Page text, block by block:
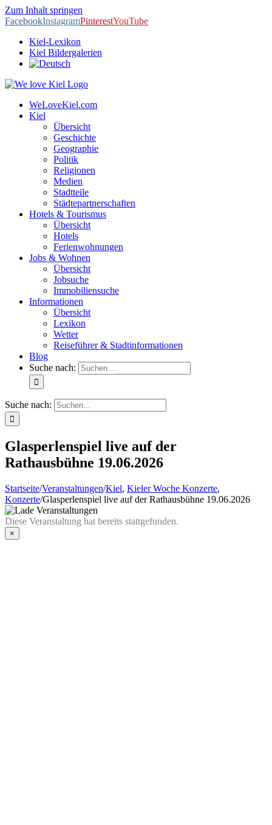
Zum Inhalt springen
FacebookInstagramPinterestYouTube
Kiel-Lexikon
Kiel Bildergalerien
WeLoveKiel.com
Kiel
Übersicht
Geschichte
Geographie
Politik
Religionen
Medien
Stadtteile
Städtepartnerschaften
Hotels & Tourismus
Übersicht
Hotels
Ferienwohnungen
Jobs & Wohnen
Übersicht
Jobsuche
Immobiliensuche
Informationen
Übersicht
Lexikon
Wetter
Reiseführer & Stadtinformationen
Blog
Suche nach:
Suche nach:
Glasperlenspiel live auf der
Rathausbühne 19.06.2026
Startseite/Veranstaltungen/Kiel, Kieler Woche Konzerte,
Konzerte/Glasperlenspiel live auf der Rathausbühne 19.06.2026
Diese Veranstaltung hat bereits stattgefunden.
×